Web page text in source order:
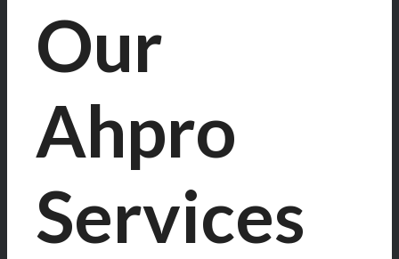
Our
Ahpro
Services